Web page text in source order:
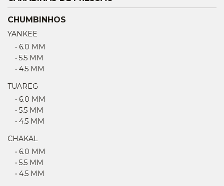
CHUMBINHOS
YANKEE
• 6.0 MM
• 5.5 MM
• 4.5 MM
TUAREG
• 6.0 MM
• 5.5 MM
• 4.5 MM
CHAKAL
• 6.0 MM
• 5.5 MM
• 4.5 MM